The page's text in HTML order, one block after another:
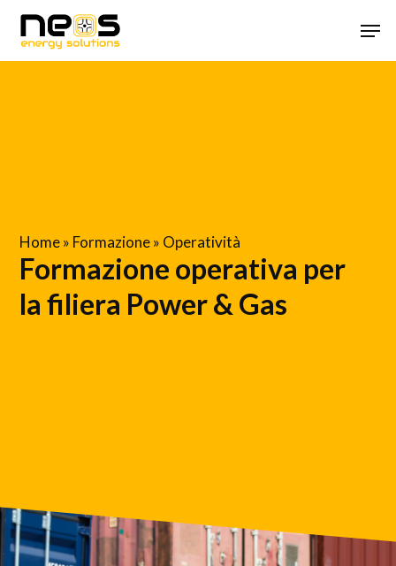
Skip
main
Home» Formazione» Operatività
Formazione operativa per
la filiera Power & Gas